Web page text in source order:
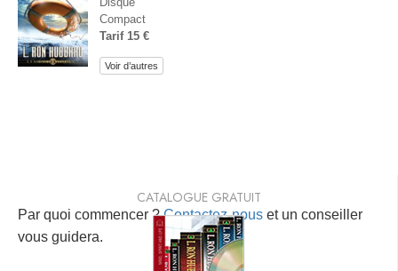
Compact
Tarif 15 €
Voir d’autres
Par quoi commencer ?Contactez-nous et un conseiller
vous guidera.
CATALOGUE GRATUIT